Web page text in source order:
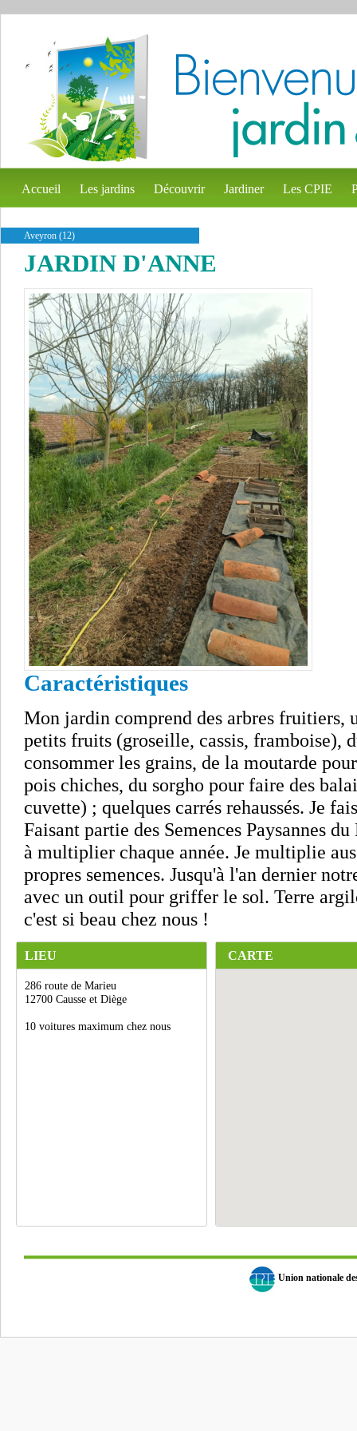
Accueil Les jardins Découvrir Jardiner Les CPIE
Aveyron (12)
JARDIN D'ANNE
Caractéristiques
Mon jardin comprend des arbres fruitiers,
petits fruits (groseille, cassis, framboise),
consommer les grains, de la moutarde
pois chiches, du sorgho pour faire des
cuvette) ; quelques carrés rehaussés. Je
Faisant partie des Semences Paysannes
à multiplier chaque année. Je multiplie
propres semences. Jusqu'à l'an dernier
avec un outil pour griffer le sol. Terre
c'est si beau chez nous !
LIEU
286 route de Marieu
12700 Causse et Diège
10 voitures maximum chez nous
CARTE
Union nationale